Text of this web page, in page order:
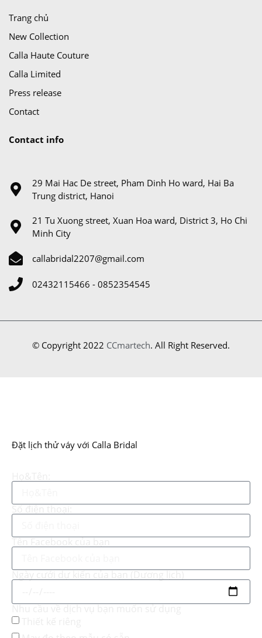
Trang chủ
New Collection
Calla Haute Couture
Calla Limited
Press release
Contact
Contact info
29 Mai Hac De street, Pham Dinh Ho ward, Hai Ba
Trung district, Hanoi
21 Tu Xuong street, Xuan Hoa ward, District 3, Ho Chi
Minh City
callabridal2207@gmail.com
02432115466 - 0852354545
© Copyright 2022 CCmartech. All Right Reserved.
Đặt lịch thử váy với Calla Bridal
Số điện thoại:
Tên Facebook của bạn
Ngày cưới dự kiến của bạn (Dương lịch)
Nhu cầu về dịch vụ bạn muốn sử dụng